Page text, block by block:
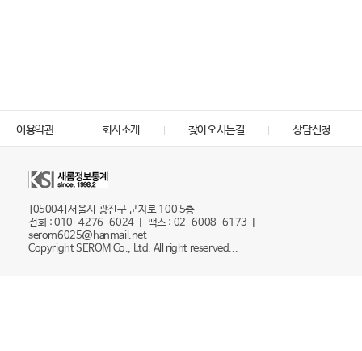
이용약관 회사소개 찾아오시는길 상담신청
[05004]서울시 광진구 군자로 100 5층
전화 : 010-4276-6024 ㅣ 팩스 : 02-6008-6173 ㅣ
serom6025@hanmail.net
Copyright SEROM Co., Ltd. All right reserved...